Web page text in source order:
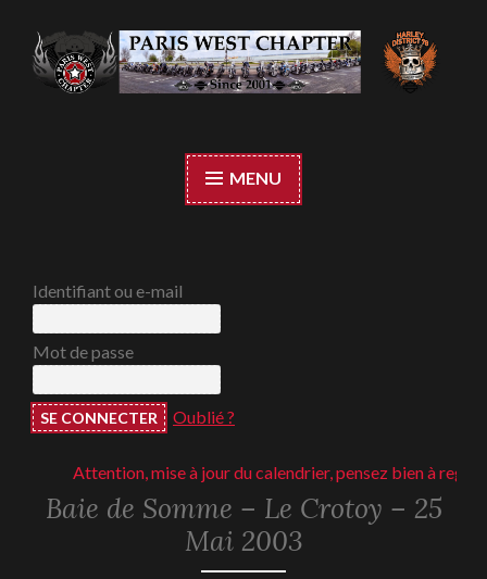
Accéder
au
contenu
MENU
Identifiant ou e-mail
Mot de passe
Oublié ?
Attention, mise à jour du calendrier, pensez bien à regarder
2003
Baie de Somme – Le Crotoy – 25
Mai 2003